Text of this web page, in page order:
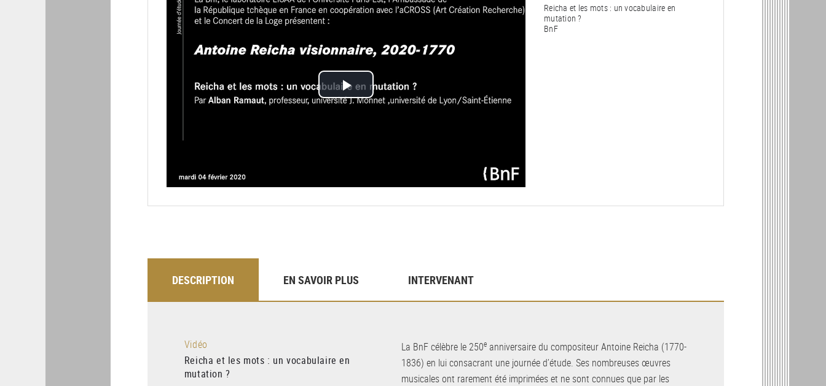
Lire
Reicha et les mots : un vocabulaire en
mutation ?
BnF
DESCRIPTION EN SAVOIR PLUS INTERVENANT
Vidéo
Reicha et les mots : un vocabulaire en
mutation ?
La BnF célèbre le 250e anniversaire du compositeur Antoine Reicha (1770-
1836) en lui consacrant une journée d’étude. Ses nombreuses œuvres
musicales ont rarement été imprimées et ne sont connues que par les